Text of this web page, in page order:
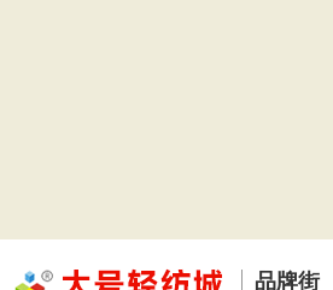
品牌街